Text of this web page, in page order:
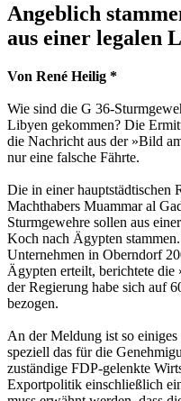
Angeblich
aus einer legalen
Von René Heilig *
Wie sind die G 36-
Libyen gekommen? Die
die Nachricht aus der »Bild
nur eine falsche Fährte.
Die in einer hauptstädtischen
Machthabers Muammar al
Sturmgewehre sollen aus
Koch nach Ägypten
Unternehmen in Oberndorf
Ägypten erteilt, berichtete
der Regierung habe sich auf
bezogen.
An der Meldung ist so
speziell das für die
zuständige FDP-gelenkte
Exportpolitik einschließlich